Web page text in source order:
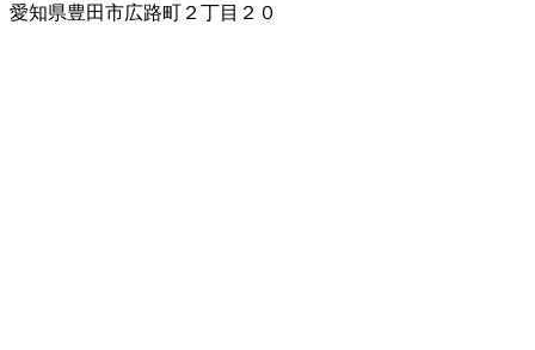
愛知県豊田市広路町２丁目２０